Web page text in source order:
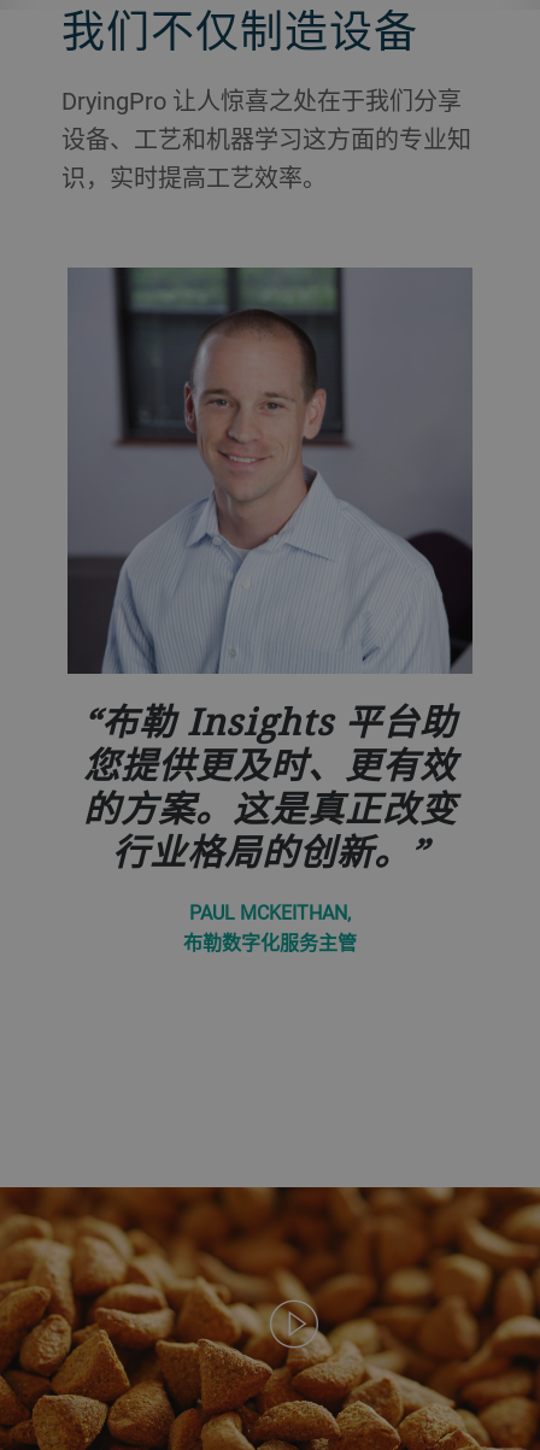
我们不仅制造设备
DryingPro 让人惊喜之处在于我们分享
设备、工艺和机器学习这方面的专业知
识，实时提高工艺效率。
布勒 Insights 平台助
您提供更及时、更有效
的方案。这是真正改变
行业格局的创新。
PAUL MCKEITHAN,
布勒数字化服务主管